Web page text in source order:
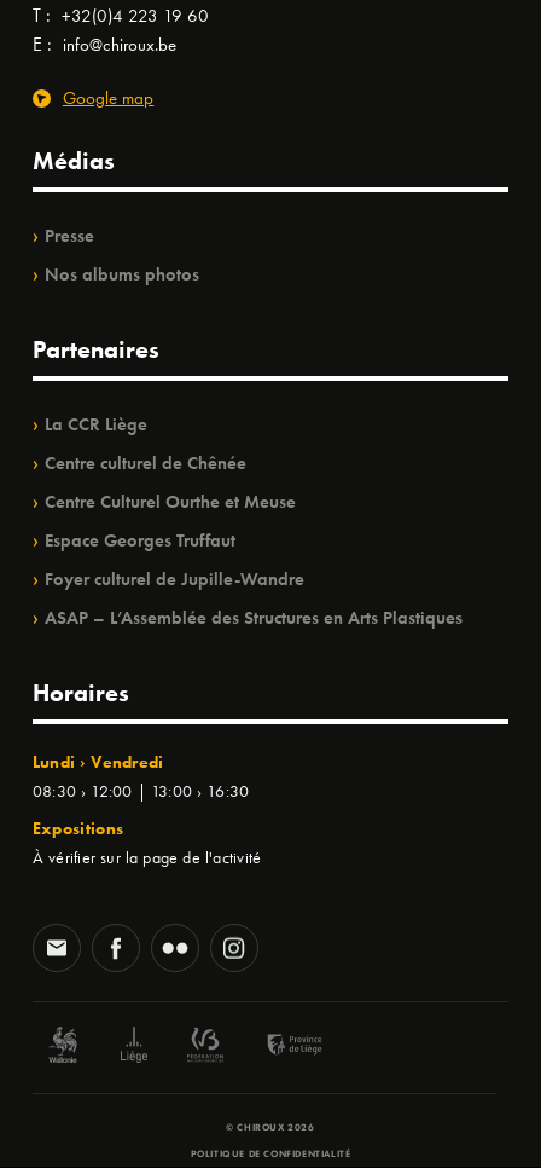
T : +32(0)4 223 19 60
E : info@chiroux.be
Google map
Médias
Presse
Nos albums photos
Partenaires
La CCR Liège
Centre culturel de Chênée
Centre Culturel Ourthe et Meuse
Espace Georges Truffaut
Foyer culturel de Jupille-Wandre
ASAP – L’Assemblée des Structures en Arts Plastiques
Horaires
Lundi › Vendredi
08:30 › 12:00 | 13:00 › 16:30
Expositions
À vérifier sur la page de l'activité
© CHIROUX 2026
POLITIQUE DE CONFIDENTIALITÉ